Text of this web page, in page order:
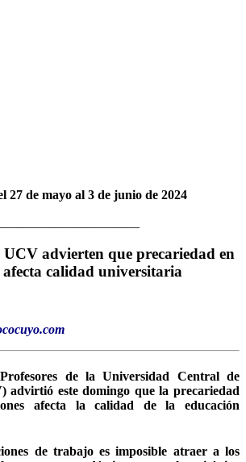
27 de mayo al 3 de junio de 2024
UCV advierten que precariedad en
afecta calidad universitaria
de la Universidad Central de
advirtió este domingo que la precariedad
afecta la calidad de la educación
de trabajo es imposible atraer a los